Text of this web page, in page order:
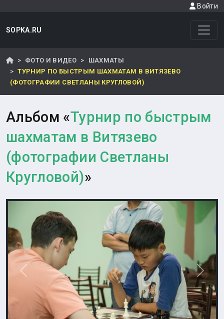
Войти
SOPKA.RU
ФОТО И ВИДЕО
ШАХМАТЫ
ТУРНИР ПО БЫСТРЫМ ШАХМАТАМ В ВИТЯЗЕВО
(ФОТОГРАФИИ СВЕТЛАНЫ КРУГЛОВОЙ)
Альбом «Турнир по быстрым
шахматам в Витязево
(фотографии Светланы
Кругловой)»
Назад